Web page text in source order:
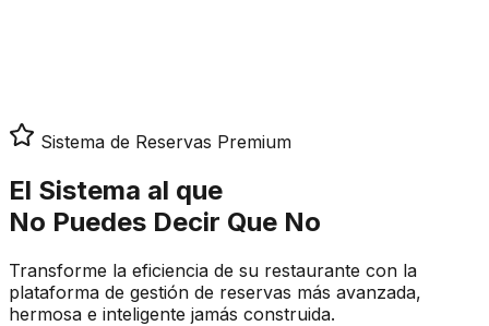
Sistema de Reservas Premium
El Sistema al que
No Puedes Decir Que No
Transforme la eficiencia de su restaurante con la
plataforma de gestión de reservas más avanzada,
hermosa e inteligente jamás construida.